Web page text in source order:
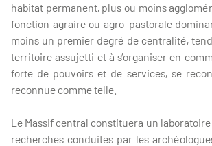
habitat permanent, plus ou moins
fonction agraire ou agro-pastorale
moins un premier degré de centralité,
territoire assujetti et à s’organiser en
forte de pouvoirs et de services, se
reconnue comme telle.
Le Massif central constituera un
recherches conduites par les